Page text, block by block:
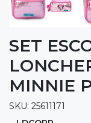
SET
MINNIE
SKU: 25611171